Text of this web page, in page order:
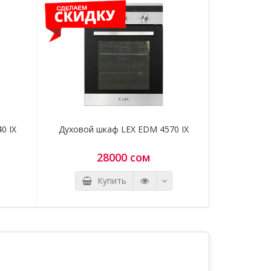
IX Духовой шкаф LEX EDM 4570 IX
28000 сом
Купить